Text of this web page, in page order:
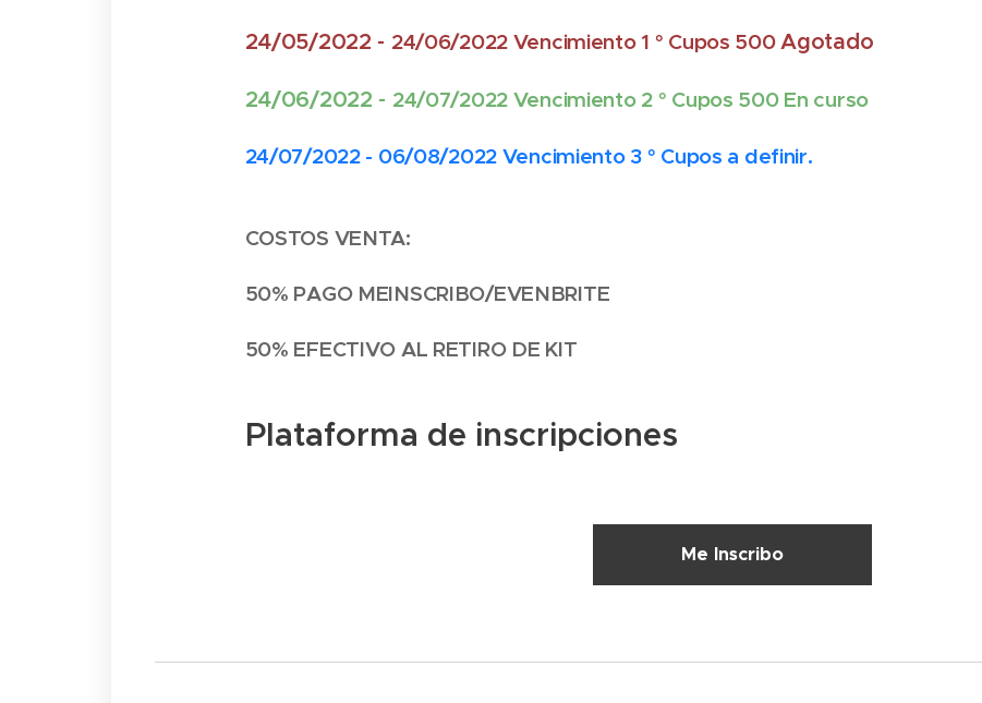
24/05/2022 - 24/06/2022 Vencimiento 1 ° Cupos 500Agotado
24/06/2022 - 24/07/2022 Vencimiento 2 ° Cupos 500 En curso
24/07/2022 - 06/08/2022 Vencimiento 3 ° Cupos a definir.
COSTOS VENTA:
50% PAGO MEINSCRIBO/EVENBRITE
50% EFECTIVO AL RETIRO DE KIT
Plataforma de inscripciones
Me Inscribo